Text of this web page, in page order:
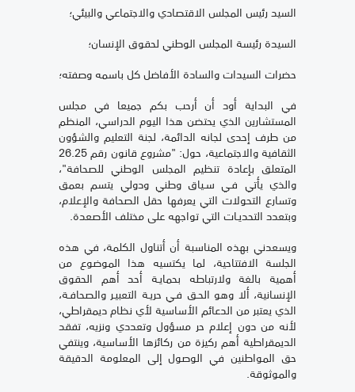
السيد رئيس المجلس الاقتصادي والاجتماعي والبيئي؛
السيدة رئيسة المجلس الوطني لحقوق الإنسان؛
حضرات السيدات والسادة الأفاضل كل باسمه وصفته؛
في البداية أود أن أرحب بكم جميعا في مجلس
المستشارين الذي يحتضن هذا اليوم الدراسي، المنظم
من طرف إحدى لجانه الدائمة، لجنة التعليم والشؤون
الثقافية والاجتماعية، حول: "مشروع قانون رقم 26.25
المتعلق بإعادة تنظيم المجلس الوطني للصحافة"،
والذي يأتي فـي سـياق وطني ودولي يتسم بعمق
وتسارع التحولات التي يعرفها حقل الصحافة والإعلام،
وبتعدد التحديـات التي تواجهه على مختلف الأصعدة.
ويسعدني بهذه المناسبة أن أتناول الكلمة، في هذه
الجلسة الافتتاحية، لما يكتسيه هذا الموضوع من
أهمية بالغة ولارتباطه بحمايـة أحد أهم الحقوق
الإنسانية، ألا وهو الحـق فـي حريـة التعبيـر والصحافـة،
الذي يعتبر من الدعائم الأساسية لأي نظام ديمقراطي،
لأنه من دون إعلام حر مسؤول وتعددي ونزيه، تفقد
الديمقراطية أهم ركيزة من ركائزها الأساسية، وينتفي
حق المواطنين في الوصول إلى المعلومة الدقيقة
والموثوقة.